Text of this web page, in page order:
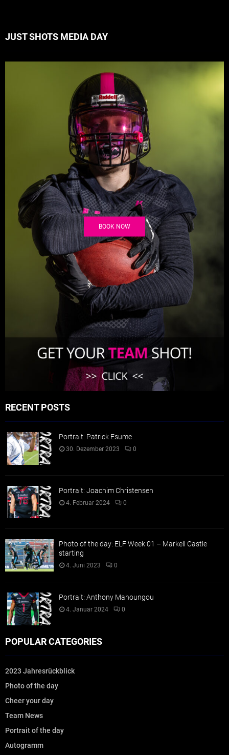
JUST SHOTS MEDIA DAY
BOOK NOW
RECENT POSTS
Portrait: Patrick Esume
30. Dezember 2023 0
Portrait: Joachim Christensen
4. Februar 2024 0
Photo of the day: ELF Week 01 – Markell Castle
starting
4. Juni 2023 0
Portrait: Anthony Mahoungou
4. Januar 2024 0
POPULAR CATEGORIES
2023 Jahresrückblick
Photo of the day
Cheer your day
Team News
Portrait of the day
Autogramm